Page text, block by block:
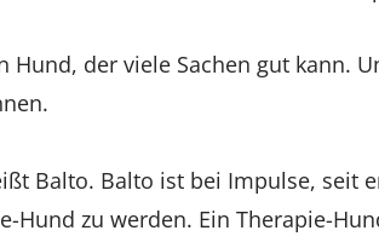
Hund, der viele Sachen gut kann.
Balto. Balto ist bei Impulse, seit
Hund zu werden. Ein Therapie-